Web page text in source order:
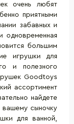
очень любят
приятными
забавных и
одновременная
большим
игрушки для
и полезного
Goodtoys
ассортимент
найдете
вашему сыночку
для ванной,